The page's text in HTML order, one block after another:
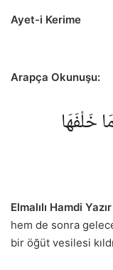
Ayet-i Kerime
Arapça Okunuşu:
خَلْفَهَا
Elmalılı Hamdi
hem de sonra
bir öğüt vesilesi